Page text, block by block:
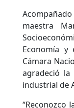
Acompañado
maestra
Economía y
Cámara
agradeció
industrial de
“Reconozco